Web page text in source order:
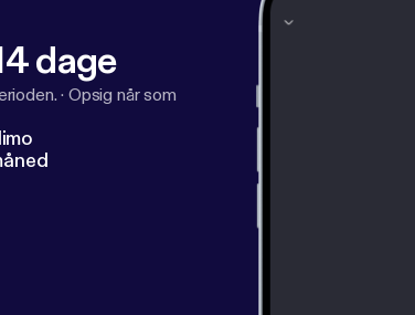
dage
· Opsig når som